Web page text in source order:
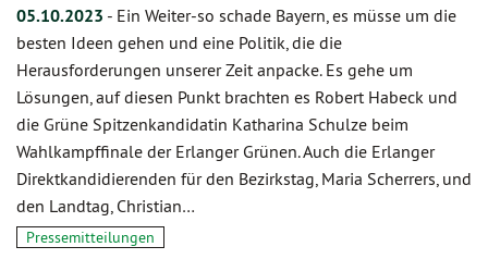
05.10.2023 - Ein Weiter-so schade Bayern, es müsse um die
besten Ideen gehen und eine Politik, die die
Herausforderungen unserer Zeit anpacke. Es gehe um
Lösungen, auf diesen Punkt brachten es Robert Habeck und
die Grüne Spitzenkandidatin Katharina Schulze beim
Wahlkampffinale der Erlanger Grünen. Auch die Erlanger
Direktkandidierenden für den Bezirkstag, Maria Scherrers, und
den Landtag, Christian…
Pressemitteilungen